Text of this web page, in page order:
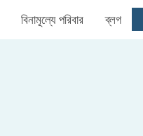
বিনামূল্যে পরিবার ব্লগ